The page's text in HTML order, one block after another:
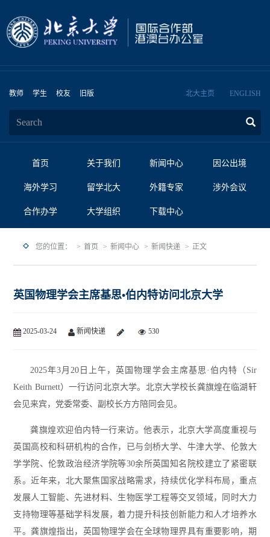
教师 学生 校友 旧版 北大主页 ENGLISH
首页 关于我们 新闻中心 因公出境
海外学习 留学北大 外籍专家 涉外会议
合作办学 大学组织 下载中心
您的位置： 首页 新闻中心 新闻快递 正文
英国物理学会主席基思•伯内特访问北京大学
2025-03-24 新闻快递 530
2025年3月20日上午，英国物理学会主席基思·伯内特（Sir
Keith Burnett）一行访问北京大学。北京大学校长龚旗煌在临湖轩
会见来宾，党委常委、副校长方方陪同会见。
龚旗煌欢迎伯内特一行来访。他表示，北京大学高度重视与
英国高校和科研机构的合作，已与剑桥大学、牛津大学、伦敦大
学学院、伦敦政治经济学院等30余所英国知名院校建立了紧密联
系。近年来，北大聚焦国家战略需求，持续优化学科布局，重点
发展人工智能、先进材料、生物医学工程等交叉领域，同时大力
支持物理等基础学科发展，着力提升科技创新能力和人才培养水
平。龚旗煌指出，英国物理学会在全球物理界具有重要影响，期